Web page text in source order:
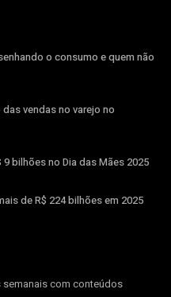
o consumo e quem não
vendas no varejo no
bilhões no Dia das Mães 2025
de R$ 224 bilhões em 2025
com conteúdos